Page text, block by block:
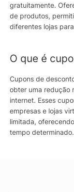
gratuitamente.
de produtos,
diferentes lojas
O que é
Cupons de
obter uma redução
internet. Esses
empresas e lojas
limitada,
tempo determinado.